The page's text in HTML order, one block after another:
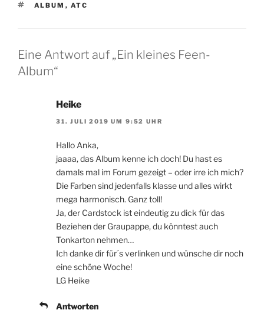
SCHLAGWÖRTER
ALBUM , ATC
Eine Antwort auf „Ein kleines Feen-
Album“
Heike
31. JULI 2019 UM 9:52 UHR
Hallo Anka,
jaaaa, das Album kenne ich doch! Du hast es
damals mal im Forum gezeigt – oder irre ich mich?
Die Farben sind jedenfalls klasse und alles wirkt
mega harmonisch. Ganz toll!
Ja, der Cardstock ist eindeutig zu dick für das
Beziehen der Graupappe, du könntest auch
Tonkarton nehmen…
Ich danke dir für´s verlinken und wünsche dir noch
eine schöne Woche!
LG Heike
Antworten